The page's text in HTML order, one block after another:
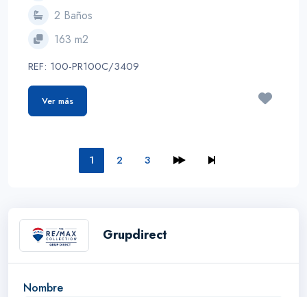
2 Baños
163 m2
REF: 100-PR100C/3409
Ver más
1 2 3
Grupdirect
Nombre